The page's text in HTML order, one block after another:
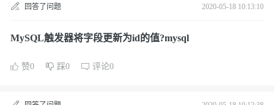
回答了问题 2020-05-18 10:13:10
MySQL触发器将字段更新为id的值?mysql
赞0 踩0 评论0